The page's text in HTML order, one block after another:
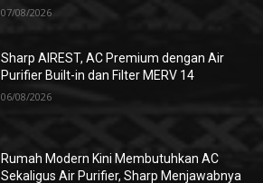
07/08/2026
Sharp AIREST, AC Premium dengan Air
Purifier Built-in dan Filter MERV 14
06/08/2026
Rumah Modern Kini Membutuhkan AC
Sekaligus Air Purifier, Sharp Menjawabnya